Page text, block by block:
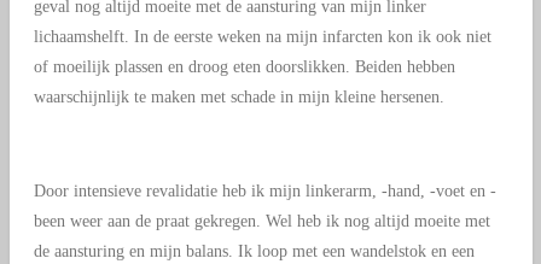
geval nog altijd moeite met de aansturing van mijn linker
lichaamshelft. In de eerste weken na mijn infarcten kon ik ook niet
of moeilijk plassen en droog eten doorslikken. Beiden hebben
waarschijnlijk te maken met schade in mijn kleine hersenen.
Door intensieve revalidatie heb ik mijn linkerarm, -hand, -voet en -
been weer aan de praat gekregen. Wel heb ik nog altijd moeite met
de aansturing en mijn balans. Ik loop met een wandelstok en een